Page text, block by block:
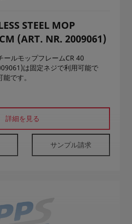
STEEL MOP
(ART. NR. 2009061)
ールモップフレームCR 40
は固定ネジで利用可能で
です。
詳細を見る
サンプル請求